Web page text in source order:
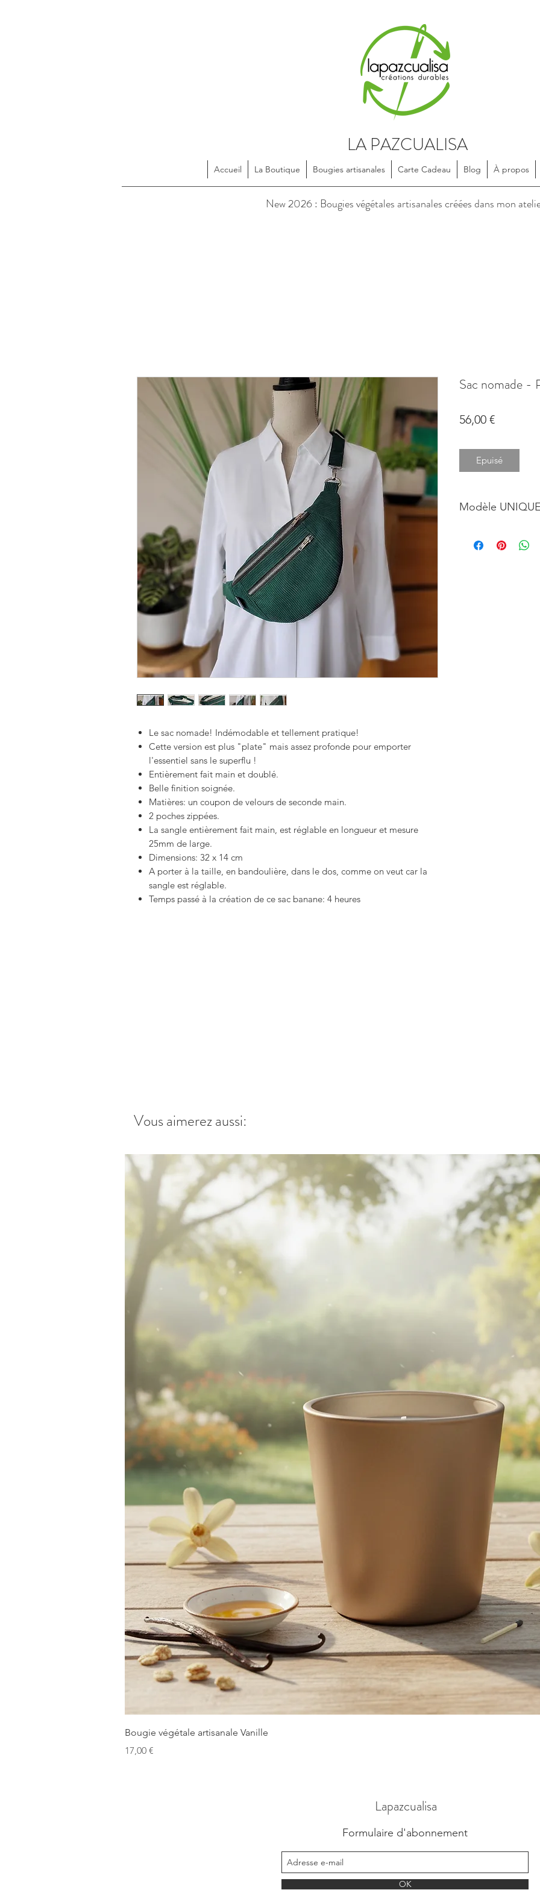
LA PAZCUALISA
Accessoires en textile, dessinés et confectionnés de manière artisanale, en
Accueil La Boutique Bougies artisanales Carte Cadeau Blog À propos
New 2026 : Bougies végétales artisanales créées dans mon
Le sac nomade! Indémodable et tellement pratique!
Cette version est plus "plate" mais assez profonde pour emporter
l'essentiel sans le superflu !
Entièrement fait main et doublé.
Belle finition soignée.
Matières: un coupon de velours de seconde main.
2 poches zippées.
La sangle entièrement fait main, est réglable en longueur et mesure
25mm de large.
Dimensions: 32 x 14 cm
A porter à la taille, en bandoulière, dans le dos, comme on veut car la
sangle est réglable.
Temps passé à la création de ce sac banane: 4 heures
Sac nomade -
56,00 €Prix
Epuisé
Modèle
Vous aimerez aussi:
Bougie végétale artisanale Vanille
Prix
17,00 €
Lapazcualisa
Formulaire d'abonnement
OK